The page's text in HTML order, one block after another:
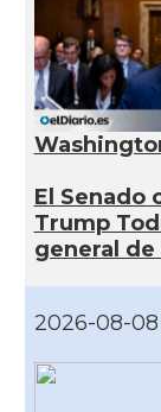
El Senado
Trump
general de
2026-08-08